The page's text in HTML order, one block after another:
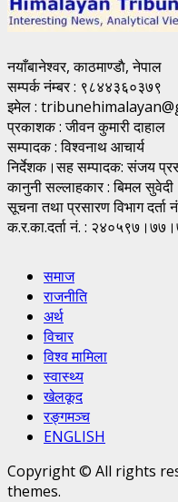
नयाँबानेश्वर, काठमाण्डाै, नेपाल
सम्पर्क नंम्बर : ९८४४३६०३७९
इमेल :
प्रकाशक : जीवन कुमारी दाहाल
सम्पादक : विश्वनाथ आचार्य
निर्देशक।सह सम्पादक: संजय
कानुनी सल्लाहकार : बिमल सुवेदी
सूचना तथा प्रसारण विभाग
क.र.का.दर्ता नं. :
समाज
राजनीति
अर्थ
विचार
विश्व मामिला
स्वास्थ्य
खेलकूद
रङ्गमञ्च
ENGLISH
Copyright © All rights
themes.